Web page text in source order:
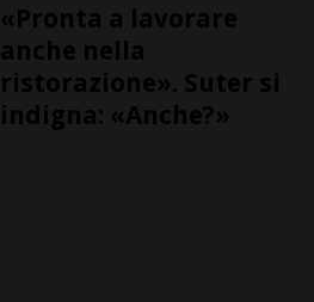
«Pronta a lavorare
anche nella
ristorazione». Suter si
indigna: «Anche?»